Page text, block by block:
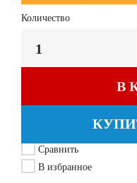
Количество
В
Сравнить
В избранное